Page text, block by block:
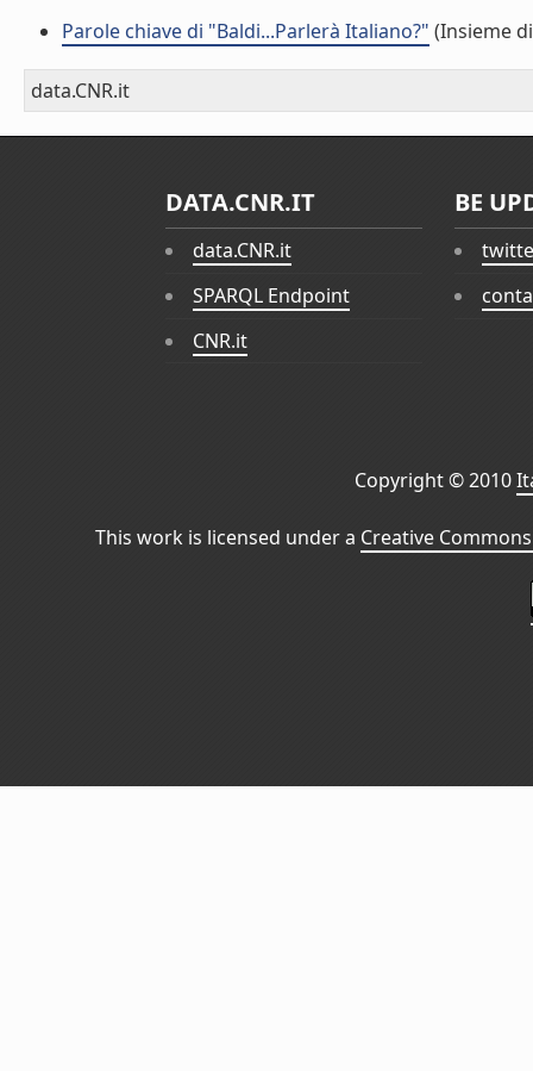
Parole chiave di "Baldi...Parlerà Italiano?" (Insieme
data.CNR.it
DATA.CNR.IT
data.CNR.it
SPARQL Endpoint
CNR.it
BE
Copyright © 2010
This work is licensed under a Creative